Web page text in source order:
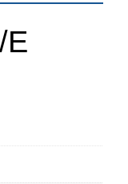
E